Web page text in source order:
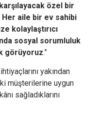
özel bir
aile bir ev sahibi
kolaylaştırıcı
sosyal sorumluluk
görüyoruz.”
yakından
müşterilerine uygun
sağladıklarını